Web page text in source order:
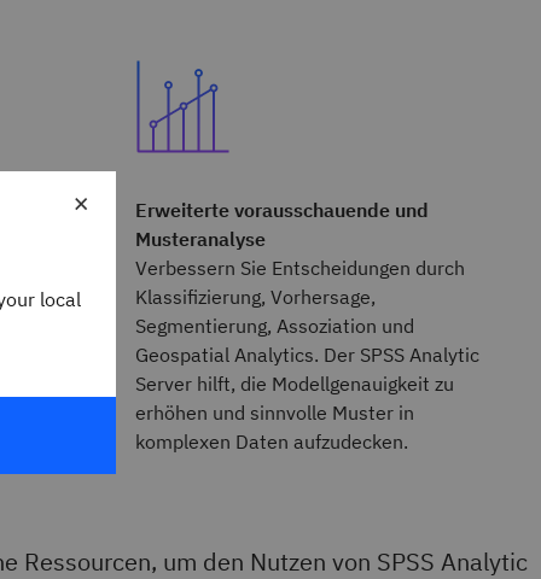
SPSS
Erweiterte vorausschauende und
Musteranalyse
Verbessern Sie Entscheidungen durch
Klassifizierung, Vorhersage,
Segmentierung, Assoziation und
Geospatial Analytics. Der SPSS Analytic
Server hilft, die Modellgenauigkeit zu
erhöhen und sinnvolle Muster in
komplexen Daten aufzudecken.
Ressourcen, um den Nutzen von SPSS Analytic
×
local